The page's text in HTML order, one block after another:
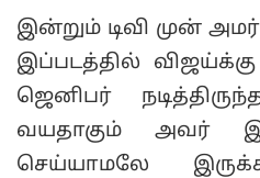
இன்றும் டிவி முன்
இப்படத்தில்
ஜெனிபர்
வயதாகும் அவர்
செய்யாமலே